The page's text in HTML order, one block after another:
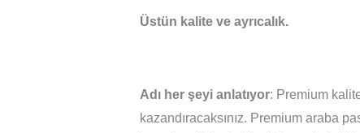
Üstün kalite ve ayrıcalık.
Adı her şeyi anlatıyor: Premium
kazandıracaksınız. Premium araba